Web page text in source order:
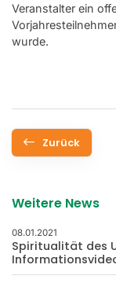
Veranstalter ein
wurde.
Zurück
Weitere News
08.01.2021
Spiritualität des